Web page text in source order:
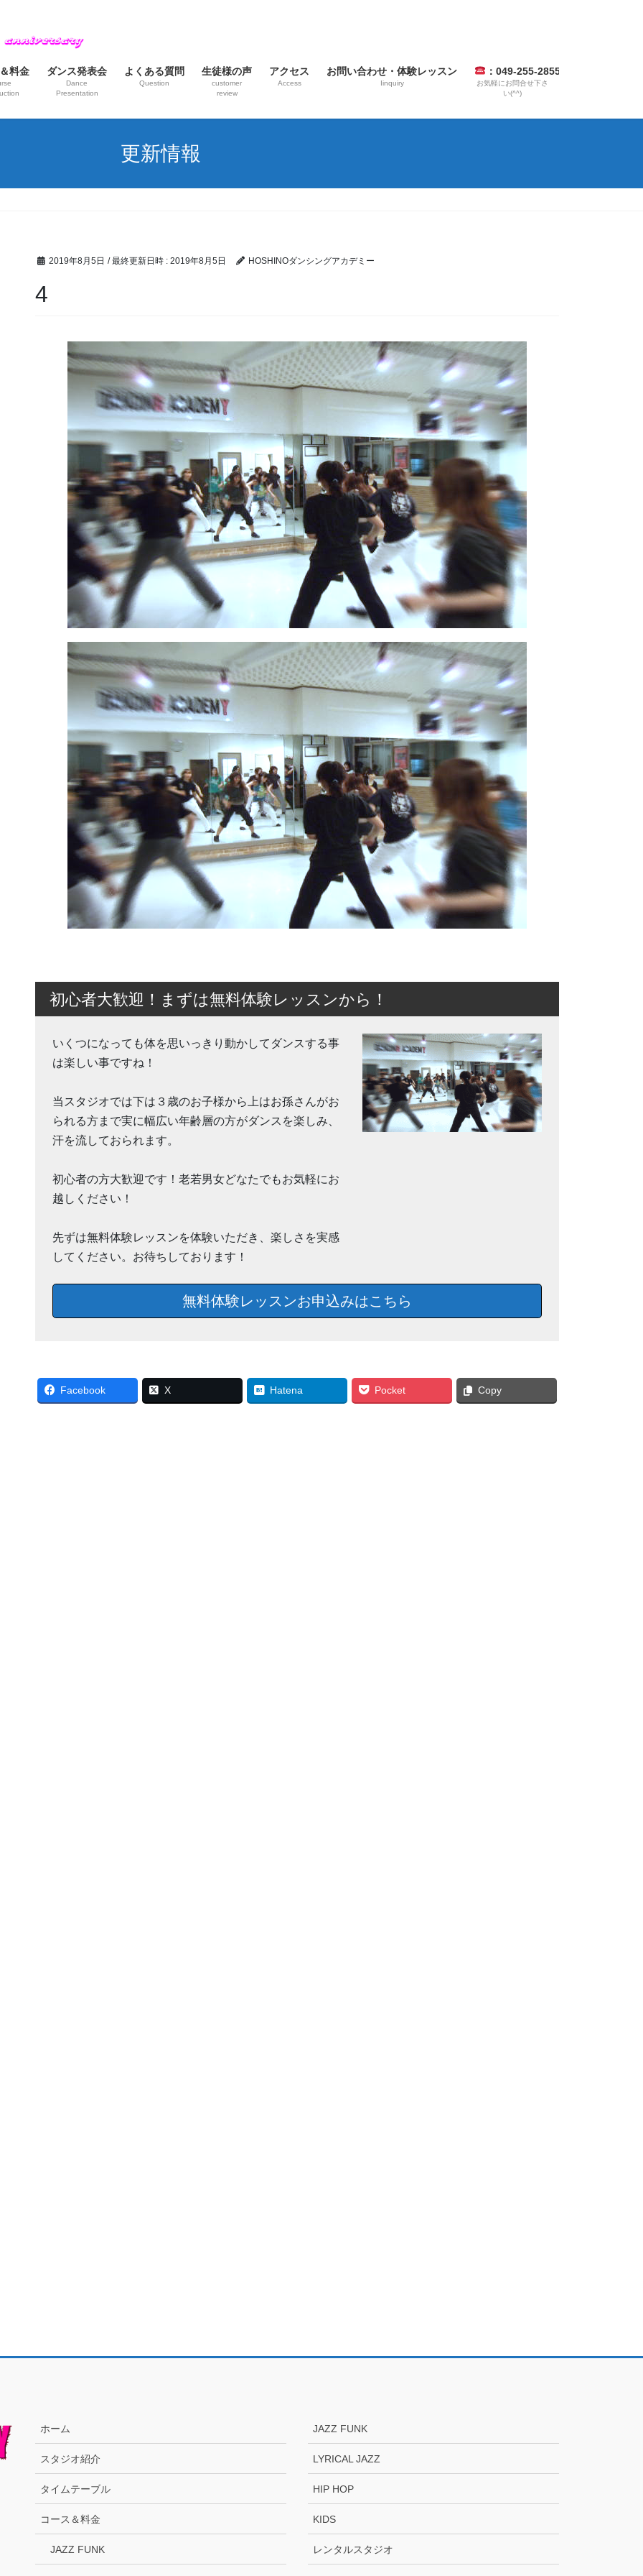
料金 ダンス発表会
Dance
Presentation
よくある質問
Question
生徒様の声
customer
review
アクセス
Access
お問い合わせ・体験レッスン
Iinquiry
：049-255-2855
お気軽にお問合せ下さ
い(^^)
更新情報
2019年8月5日 / 最終更新日時 : 2019年8月5日 HOSHINOダンシングアカデミー
4
初心者大歓迎！まずは無料体験レッスンから！
いくつになっても体を思いっきり動かしてダンスする事
は楽しい事ですね！
当スタジオでは下は３歳のお子様から上はお孫さんがお
られる方まで実に幅広い年齢層の方がダンスを楽しみ、
汗を流しておられます。
初心者の方大歓迎です！老若男女どなたでもお気軽にお
越しください！
先ずは無料体験レッスンを体験いただき、楽しさを実感
してください。お待ちしております！
無料体験レッスンお申込みはこちら
Facebook X Hatena Pocket Copy
ホーム
スタジオ紹介
タイムテーブル
コース＆料金
JAZZ FUNK
JAZZ FUNK
LYRICAL JAZZ
HIP HOP
KIDS
レンタルスタジオ